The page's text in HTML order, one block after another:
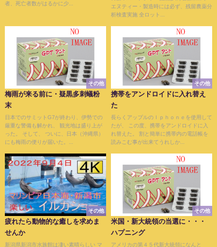
者、死亡者数がはるかに少...
エヌティー・製造時には必ず、残留農薬分
析検査実施 全ロット...
その他
梅雨が来る前に・疑黒多刺蟻粉
末
日本でのサミットG7が終わり、伊勢での
厳重な警備も解かれ、 観光地は盛り上が
った。 そして、 ついに、日本（沖縄県）
にも梅雨の便りが届いた。...
その他
携帯をアンドロイドに入れ替え
た
長らくアップルのＩｐｈｏｎｅを使用して
たが、 この度、携帯をアンドロイドに入
れ替えた。 割と簡単に携帯内の電話帳を
読みこむ事が出来てうれしか...
その他
疲れたら動物的な癒しを求めま
せんか
新潟県新潟市水族館は凄い素晴らしい マ
その他
米国・新大統領の当選に・・・
ハプニング
アメリカの第４５代新大統領になんと